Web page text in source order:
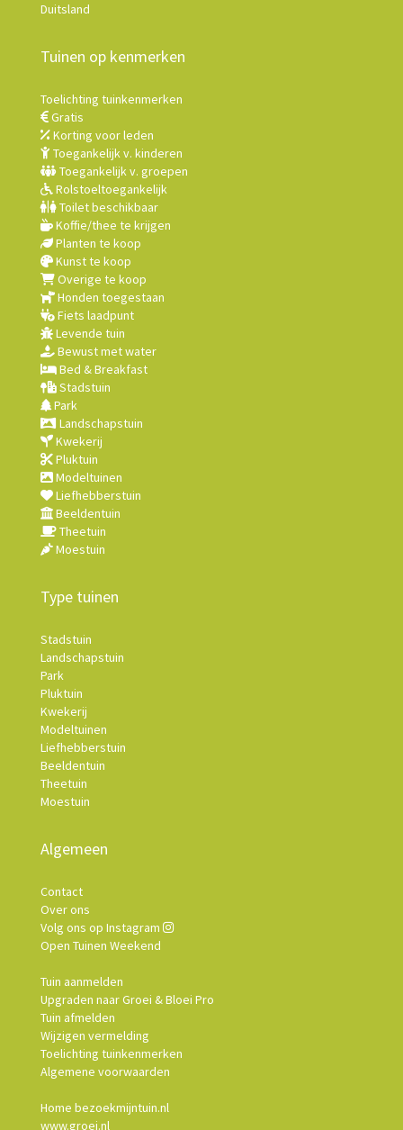
Duitsland
Tuinen op kenmerken
Toelichting tuinkenmerken
Gratis
Korting voor leden
Toegankelijk v. kinderen
Toegankelijk v. groepen
Rolstoeltoegankelijk
Toilet beschikbaar
Koffie/thee te krijgen
Planten te koop
Kunst te koop
Overige te koop
Honden toegestaan
Fiets laadpunt
Levende tuin
Bewust met water
Bed & Breakfast
Stadstuin
Park
Landschapstuin
Kwekerij
Pluktuin
Modeltuinen
Liefhebberstuin
Beeldentuin
Theetuin
Moestuin
Type tuinen
Stadstuin
Landschapstuin
Park
Pluktuin
Kwekerij
Modeltuinen
Liefhebberstuin
Beeldentuin
Theetuin
Moestuin
Algemeen
Contact
Over ons
Volg ons op Instagram
Open Tuinen Weekend
Tuin aanmelden
Upgraden naar Groei & Bloei Pro
Tuin afmelden
Wijzigen vermelding
Toelichting tuinkenmerken
Algemene voorwaarden
Home bezoekmijntuin.nl
www.groei.nl